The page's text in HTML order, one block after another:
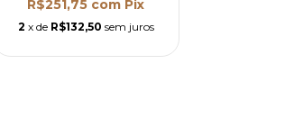
R$251,75 com Pix
2 x de R$132,50 sem juros